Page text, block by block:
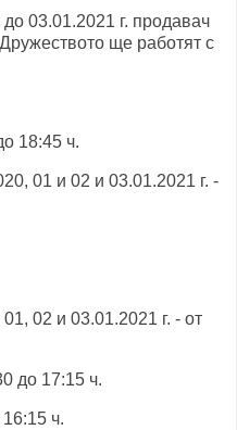
03.01.2021 г. продавач
ще работят с
18:45 ч.
01 и 02 и 03.01.2021 г. -
02 и 03.01.2021 г. - от
до 17:15 ч.
ч.